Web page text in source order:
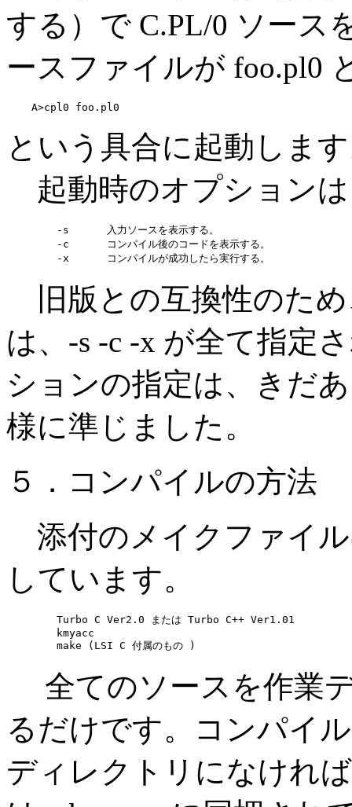
する）で C.PL/0 ソース
ースファイルが foo.pl0
    A>cpl0 foo.pl0
という具合に起動しま
起動時のオプション
        -s      入力ソースを表示する。
        -c      コンパイル後のコードを表示する。
旧版との互換性のた
は、-s -c -x が全て指定
ションの指定は、きだ
様に準じました。
５．コンパイルの方法
添付のメイクファイ
しています。
        Turbo C Ver2.0 または Turbo C++ Ver1.01
        kmyacc
        make (LSI C 付属のもの )
全てのソースを作業
るだけです。コンパイ
ディレクトリになけれ